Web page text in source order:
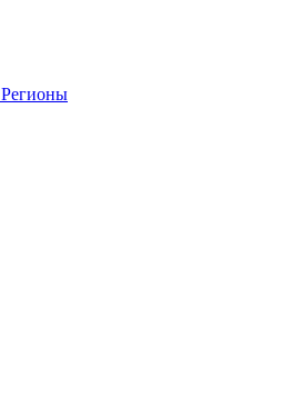
Регионы